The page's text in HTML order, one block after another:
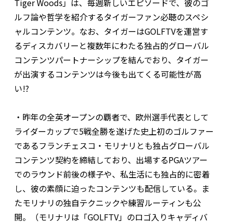
ルフ論や哲学を紹介するタイガーファン必聴のスペシ
ャルコンテンツ。なお、タイガーはGOLFTVを運営す
るディスカバリーと複数年にわたる独占的グローバル
コンテンツパートナーシップを結んでおり、タイガー
が出演するコンテンツは今後も出てくる可能性が高
い!?
・昨年の全英オープンの覇者で、欧州選手代表として
ライダーカップで5戦全勝を遂げた史上初のゴルファー
であるフランチェスコ・モリナリとも独占グローバル
コンテンツ契約を締結しており、出場するPGAツアー
でのラウンド前後の様子や、私生活にも独占的に密着
し、彼の素顔に迫ったコンテンツも配信している。ま
たモリナリの独自テクニックや練習ルーティンも公
開。（モリナリは「GOLFTV」のロゴ入りキャディバ